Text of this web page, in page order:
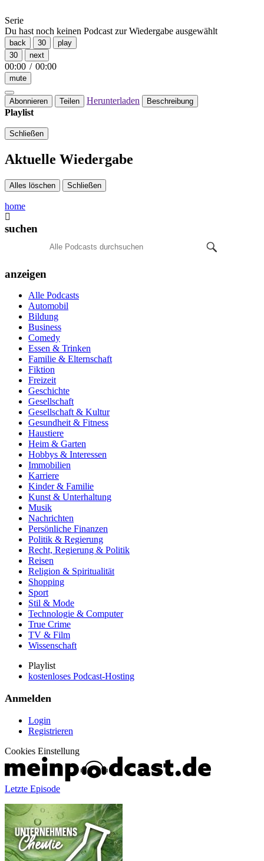
Serie
Du hast noch keinen Podcast zur Wiedergabe ausgewählt
back 30
play
30
next
00:00 / 00:00
mute
Abonnieren Teilen Herunterladen Beschreibung
Playlist
Schließen
Aktuelle Wiedergabe
Alles löschen Schließen
home
suchen
anzeigen
Alle Podcasts
Automobil
Bildung
Business
Comedy
Essen & Trinken
Familie & Elternschaft
Fiktion
Freizeit
Geschichte
Gesellschaft
Gesellschaft & Kultur
Gesundheit & Fitness
Haustiere
Heim & Garten
Hobbys & Interessen
Immobilien
Karriere
Kinder & Familie
Kunst & Unterhaltung
Musik
Nachrichten
Persönliche Finanzen
Politik & Regierung
Recht, Regierung & Politik
Reisen
Religion & Spiritualität
Shopping
Sport
Stil & Mode
Technologie & Computer
True Crime
TV & Film
Wissenschaft
Playlist
kostenloses Podcast-Hosting
Anmelden
Login
Registrieren
Cookies Einstellung
Letzte Episode